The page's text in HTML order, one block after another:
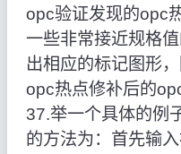
opc验证发现的opc
一些非常接近规格
出相应的标记图形
opc热点修补后的
37.举一个具体的例
的方法为：首先输